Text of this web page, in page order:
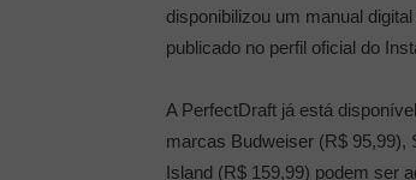
disponibilizou um manual
publicado no perfil oficial do
A PerfectDraft já está
marcas Budweiser (R$ 95,99),
Island (R$ 159,99) podem ser